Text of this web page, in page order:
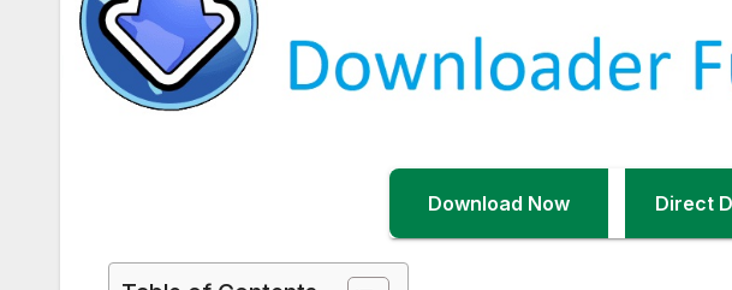
Download Now Direct